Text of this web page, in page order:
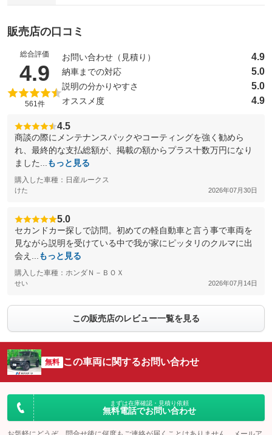
販売店の口コミ
総合評価
4.9 （5点満点中）
561件
お問い合わせ（見積り） 4.9
納車までの対応 5.0
説明の分かりやすさ 5.0
オススメ度 4.9
4.5
商談の際にメンテナンスパックやコーティングを強く勧めら
れ、最終的な支払総額が、掲載の額からプラス十数万円になり
ました...
もっと見る
購入した車種：日産ルークス
けた 2026年07月30日
5.0
セカンドカー探しで訪問。初めての軽自動車と言う事で車両を
見ながら説明を受けている中で我が家にピッタリのクルマに出
会え...
もっと見る
購入した車種：ホンダＮ－ＢＯＸ
せい 2026年07月14日
この販売店のレビュー一覧を見る
無料 この車両に関するお問い合わせ
まずは在庫確認・見積り依頼
無料電話でお問い合わせ